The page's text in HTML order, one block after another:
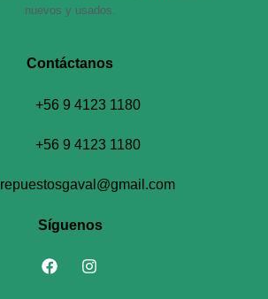
nuevos y usados.
Contáctanos​
+56 9 4123 1180
+56 9 4123 1180
repuestosgaval@gmail.com
Síguenos